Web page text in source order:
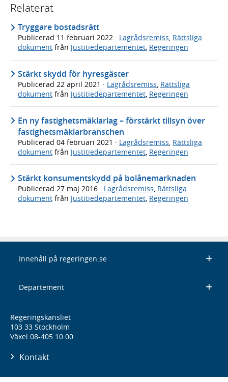
Relaterat
Tryggare bostadsrätt
Publicerad 11 februari 2022 · Lagrådsremiss, Rättsliga
dokument från Justitiedepartementet, Regeringen
Stärkt skydd för hyresgäster
Publicerad 22 april 2021 · Lagrådsremiss, Rättsliga
dokument från Justitiedepartementet, Regeringen
En ny fastighetsmäklarlag – förstärkt tillsyn över
fastighetsmäklarbranschen
Publicerad 04 februari 2021 · Lagrådsremiss Rättsliga
dokument från Justitiedepartementet Regeringen
Stärkt konsumentskydd på bolånemarknaden
Publicerad 27 maj 2016 · Lagrådsremiss, Rättsliga
dokument från Justitiedepartementet, Regeringen
Innehåll på regeringen.se
Departement
Regeringskansliet
103 33 Stockholm
Växel 08-405 10 00
Kontakt